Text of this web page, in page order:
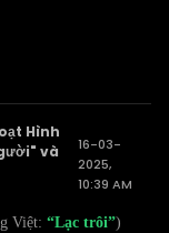
Hình
và
16-03-
2025,
10:39 AM
Việt: “Lạc trôi”)